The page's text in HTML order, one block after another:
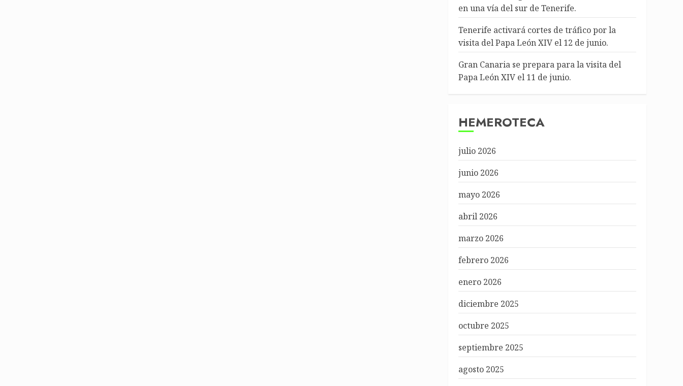
en una vía del sur de Tenerife.
Tenerife activará cortes de tráfico por la
visita del Papa León XIV el 12 de junio.
Gran Canaria se prepara para la visita del
Papa León XIV el 11 de junio.
HEMEROTECA
julio 2026
junio 2026
mayo 2026
abril 2026
marzo 2026
febrero 2026
enero 2026
diciembre 2025
octubre 2025
septiembre 2025
agosto 2025